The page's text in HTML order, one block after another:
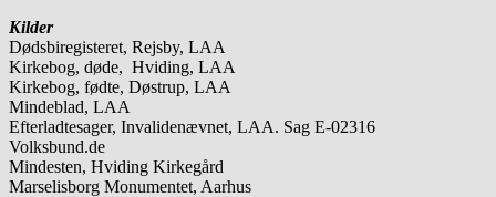
Kilder
Dødsbiregisteret, Rejsby, LAA
Kirkebog, døde, Hviding, LAA
Kirkebog, fødte, Døstrup, LAA
Mindeblad, LAA
Efterladtesager, Invalidenævnet, LAA. Sag E-02316
Volksbund.de
Mindesten, Hviding Kirkegård
Marselisborg Monumentet, Aarhus